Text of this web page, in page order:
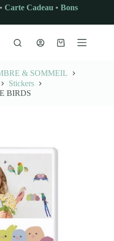
Carte Cadeau • Bons
Panier
& SOMMEIL
Stickers
BIRDS